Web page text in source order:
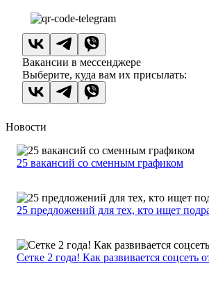
Вакансии в мессенджере
Выберите, куда вам их присылать:
Новости
25 вакансий со сменным графиком
25 предложений для тех, кто ищет
Сетке 2 года! Как развивается соцсеть